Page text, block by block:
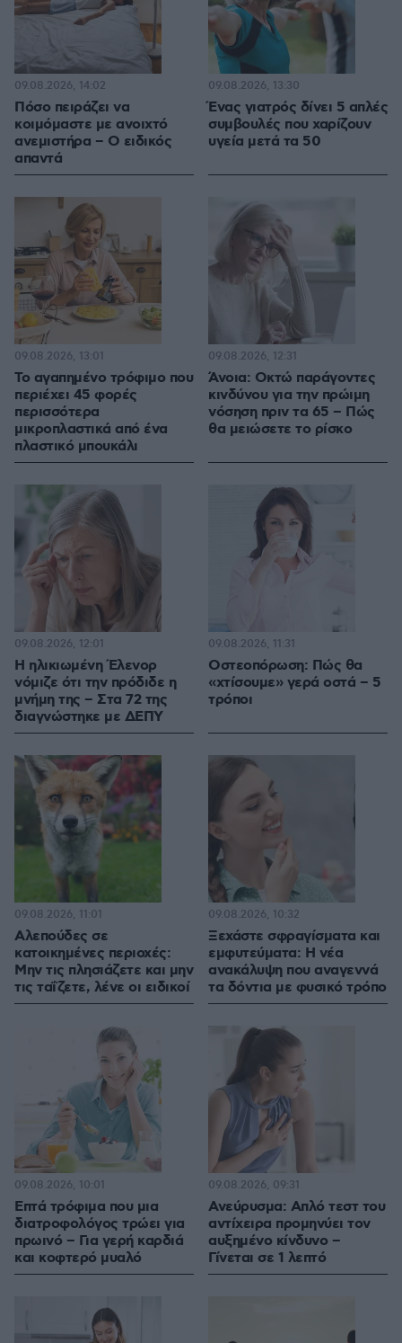
Πόσο πειράζει να
κοιμόμαστε με ανοιχτό
ανεμιστήρα – Ο ειδικός
απαντά
09.08.2026, 14:02
Ένας γιατρός δίνει 5 απλές
συμβουλές που χαρίζουν
υγεία μετά τα 50
09.08.2026, 13:30
Το αγαπημένο τρόφιμο που
περιέχει 45 φορές
περισσότερα
μικροπλαστικά από ένα
πλαστικό μπουκάλι
09.08.2026, 13:01
Άνοια: Οκτώ παράγοντες
κινδύνου για την πρώιμη
νόσηση πριν τα 65 – Πώς
θα μειώσετε το ρίσκο
09.08.2026, 12:31
Η ηλικιωμένη Έλενορ
νόμιζε ότι την πρόδιδε η
μνήμη της – Στα 72 της
διαγνώστηκε με ΔΕΠΥ
09.08.2026, 12:01
Οστεοπόρωση: Πώς θα
«χτίσουμε» γερά οστά – 5
τρόποι
09.08.2026, 11:31
Αλεπούδες σε
κατοικημένες περιοχές:
Μην τις πλησιάζετε και μην
τις ταΐζετε, λένε οι ειδικοί
09.08.2026, 11:01
Ξεχάστε σφραγίσματα και
εμφυτεύματα: Η νέα
ανακάλυψη που αναγεννά
τα δόντια με φυσικό τρόπο
09.08.2026, 10:32
Επτά τρόφιμα που μια
διατροφολόγος τρώει για
πρωινό – Για γερή καρδιά
και κοφτερό μυαλό
09.08.2026, 10:01
Ανεύρυσμα: Απλό τεστ του
αντίχειρα προμηνύει τον
αυξημένο κίνδυνο –
Γίνεται σε 1 λεπτό
09.08.2026, 09:31